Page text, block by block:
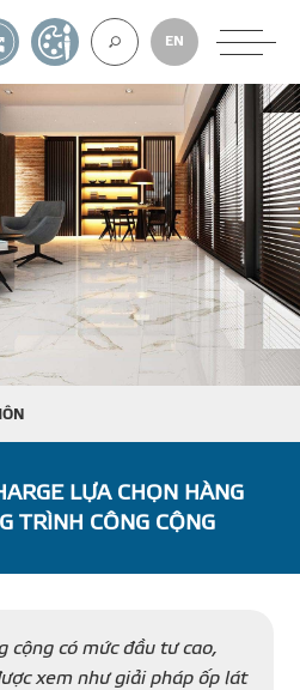
VỀ CHÚNG
GẠCH ỐP LÁT
BÊ TÔNG KHÍ
DỰ
KÊNH PHÂN
EN
TỰ THIẾT KẾ
LỰA CHỌN HÀNG
TRÌNH CÔNG CỘNG
cộng có mức đầu tư cao,
xem như giải pháp ốp lát